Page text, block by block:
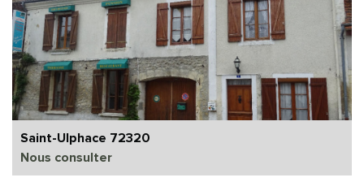
Saint-Ulphace 72320
Nous consulter